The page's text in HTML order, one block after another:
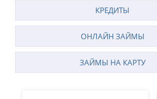
КРЕДИТЫ
ОНЛАЙН ЗАЙМЫ
ЗАЙМЫ НА КАРТУ